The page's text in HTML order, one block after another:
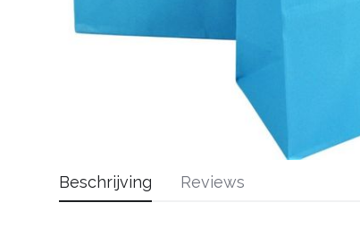
Beschrijving Reviews